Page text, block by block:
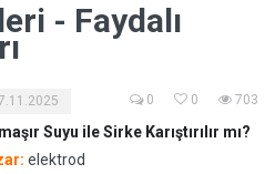
- Faydalı
0 0 703
Suyu ile Sirke Karıştırılır mı?
elektrod